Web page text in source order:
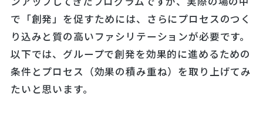
で「創発」を促すためには、さらにプロセスのつく
り込みと質の高いファシリテーションが必要です。
以下では、グループで創発を効果的に進めるための
条件とプロセス（効果の積み重ね）を取り上げてみ
たいと思います。